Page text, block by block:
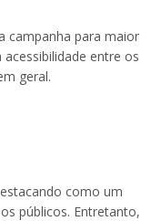
campanha para maior
entre os
geral.
como um
públicos. Entretanto,